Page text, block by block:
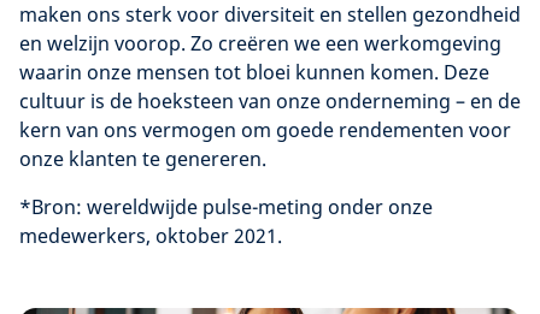
maken ons sterk voor diversiteit en stellen gezondheid
en welzijn voorop. Zo creëren we een werkomgeving
waarin onze mensen tot bloei kunnen komen. Deze
cultuur is de hoeksteen van onze onderneming – en de
kern van ons vermogen om goede rendementen voor
onze klanten te genereren.
*Bron: wereldwijde pulse-meting onder onze
medewerkers, oktober 2021.